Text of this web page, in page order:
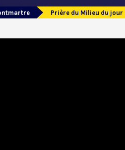
Prière du Milieu du jour